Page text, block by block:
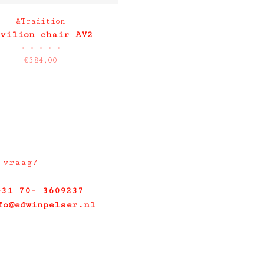
&Tradition
chair AV2
• • • • •
€384,00
70- 3609237